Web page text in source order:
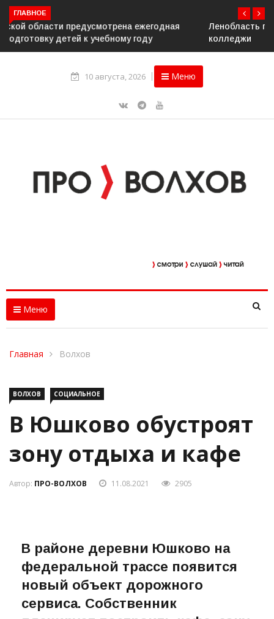
ГЛАВНОЕ
Ленобласть подвела итоги приёмной кампании в вузы и
колледжи
10 августа, 2026 Меню
Меню
Главная Волхов
ВОЛХОВ СОЦИАЛЬНОЕ
В Юшково обустроят
зону отдыха и кафе
Автор: ПРО-ВОЛХОВ 11.08.2021 2905
В районе деревни Юшково на
федеральной трассе появится
новый объект дорожного
сервиса. Собственник